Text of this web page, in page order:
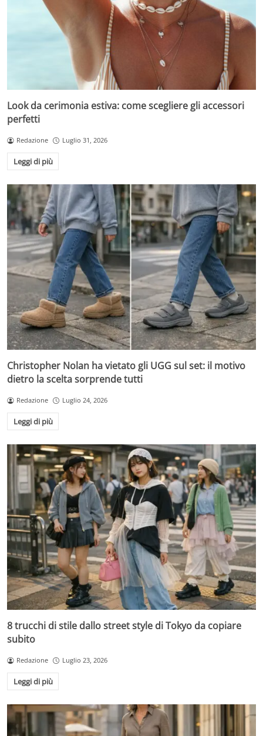
Look da cerimonia estiva: come scegliere gli accessori
perfetti
Redazione Luglio 31, 2026
Leggi di più
Christopher Nolan ha vietato gli UGG sul set: il motivo
dietro la scelta sorprende tutti
Redazione Luglio 24, 2026
Leggi di più
8 trucchi di stile dallo street style di Tokyo da copiare
subito
Redazione Luglio 23, 2026
Leggi di più